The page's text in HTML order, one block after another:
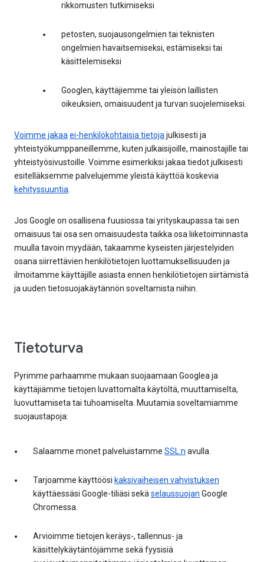
rikkomusten tutkimiseksi
petosten, suojausongelmien tai teknisten
ongelmien havaitsemiseksi, estämiseksi tai
käsittelemiseksi
Googlen, käyttäjiemme tai yleisön laillisten
oikeuksien, omaisuudent ja turvan suojelemiseksi.
Voimme jakaaei-henkilökohtaisia tietojajulkisesti ja
yhteistyökumppaneillemme, kuten julkaisijoille, mainostajille tai
yhteistyösivustoille. Voimme esimerkiksi jakaa tiedot julkisesti
esitelläksemme palvelujemme yleistä käyttöä koskevia
kehityssuuntia.
Jos Google on osallisena fuusiossa tai yrityskaupassa tai sen
omaisuus tai osa sen omaisuudesta taikka osa liiketoiminnasta
muulla tavoin myydään, takaamme kyseisten järjestelyiden
osana siirrettävien henkilötietojen luottamuksellisuuden ja
ilmoitamme käyttäjille asiasta ennen henkilötietojen siirtämistä
ja uuden tietosuojakäytännön soveltamista niihin.
Tietoturva
Pyrimme parhaamme mukaan suojaamaan Googlea ja
käyttäjiämme tietojen luvattomalta käytöltä, muuttamiselta,
luovuttamiseta tai tuhoamiselta. Muutamia soveltamiamme
suojaustapoja:
Salaamme monet palveluistamme SSL:n avulla.
Tarjoamme käyttöösi kaksivaiheisen vahvistuksen
käyttäessäsi Google-tiliäsi sekäselaussuojan Google
Chromessa.
Arvioimme tietojen keräys-, tallennus- ja
käsittelykäytäntöjämme sekä fyysisiä